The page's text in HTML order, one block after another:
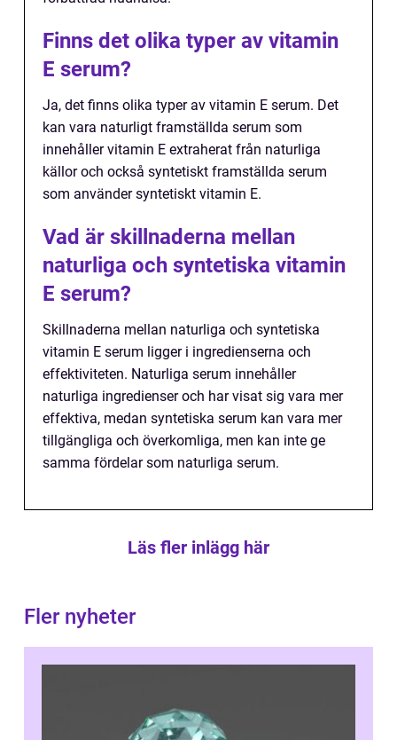
Finns det olika typer av vitamin
E serum?
Ja, det finns olika typer av vitamin E serum. Det
kan vara naturligt framställda serum som
innehåller vitamin E extraherat från naturliga
källor och också syntetiskt framställda serum
som använder syntetiskt vitamin E.
Vad är skillnaderna mellan
naturliga och syntetiska vitamin
E serum?
Skillnaderna mellan naturliga och syntetiska
vitamin E serum ligger i ingredienserna och
effektiviteten. Naturliga serum innehåller
naturliga ingredienser och har visat sig vara mer
effektiva, medan syntetiska serum kan vara mer
tillgängliga och överkomliga, men kan inte ge
samma fördelar som naturliga serum.
Läs fler inlägg här
Fler nyheter